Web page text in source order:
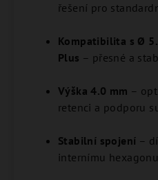
řešení pro
Kompatibilita s Ø
Plus – přesné a
Výška 4.0 mm –
retenci a podporu
Stabilní spojení –
internímu hexagonu